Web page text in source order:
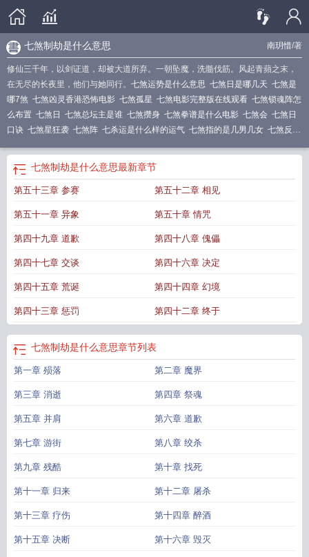
南玥惜/著
七煞制劫是什么意思
修仙三千年，以剑证道，却被大道所弃。一朝坠魔，洗髓伐筋。风起青蘋之末，
在无尽的长夜里，他们与她同行。 七煞运势是什么意思 七煞日是哪几天 七煞是
哪7煞 七煞凶灵香港恐怖电影 七煞孤星 七煞电影完整版在线观看 七煞锁魂阵怎
么布置 七煞日 七煞总坛主是谁 七煞攒身 七煞拳谱是什么电影 七煞会 七煞日
口诀 七煞星狂袭 七煞阵 七杀运是什么样的运气 七煞指的是几男几女 七煞反长
命是什么意思 七煞运到底是好还是不好
思 七煞是指哪七煞
还是8个人七煞女帝 七煞制劫是什么意思 七杀运如何化解
盛七煞是什么意思 七煞指的是什么意思
七煞制劫是什么意思最新章节
第五十三章 参赛 第五十二章 相见
第五十一章 异象 第五十章 情咒
第四十九章 道歉 第四十八章 傀儡
第四十七章 交谈 第四十六章 决定
第四十五章 荒诞 第四十四章 幻境
第四十三章 惩罚 第四十二章 终于
七煞制劫是什么意思章节列表
第一章 殒落 第二章 魔界
第三章 消逝 第四章 祭魂
第五章 并肩 第六章 道歉
第七章 游街 第八章 绞杀
第九章 残酷 第十章 找死
第十一章 归来 第十二章 屠杀
第十三章 疗伤 第十四章 醉酒
第十五章 决断 第十六章 毁灭